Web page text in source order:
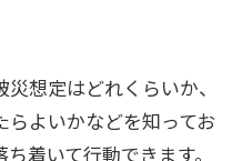
想定はどれくらいか、
よいかなどを知ってお
着いて行動できます。